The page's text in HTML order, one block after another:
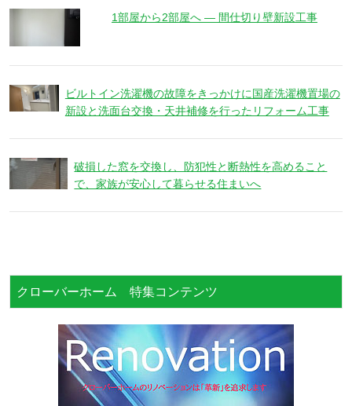
1部屋から2部屋へ ― 間仕切り壁新設工事
ビルトイン洗濯機の故障をきっかけに国産洗濯機置場の
新設と洗面台交換・天井補修を行ったリフォーム工事
破損した窓を交換し、防犯性と断熱性を高めること
で、家族が安心して暮らせる住まいへ
クローバーホーム 特集コンテンツ